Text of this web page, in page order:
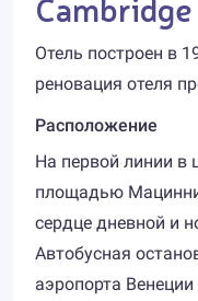
Отель построен в
реновация отеля
Расположение
На первой линии в
площадью
сердце дневной и
Автобусная
аэропорта